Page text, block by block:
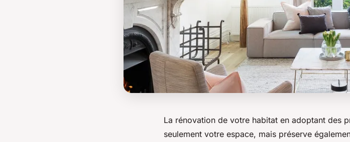
La rénovation de votre habitat en adoptant des
seulement votre espace, mais préserve